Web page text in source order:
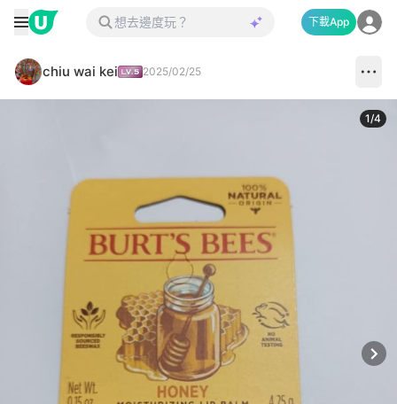
下載App
chiu wai kei 2025/02/25
1/4